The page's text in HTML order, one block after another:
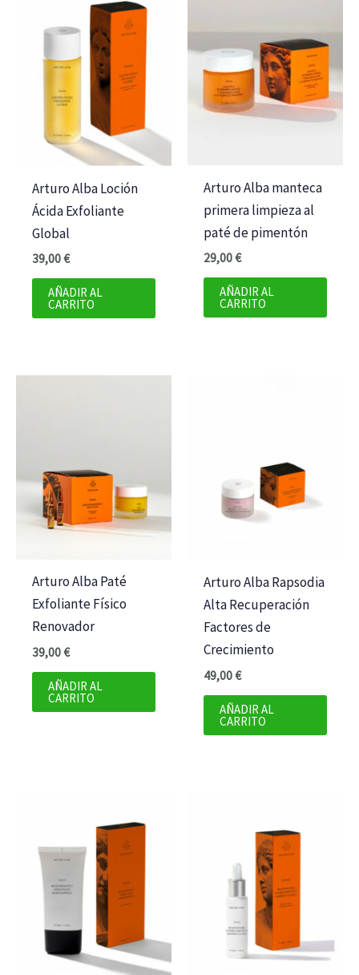
Arturo Alba Loción
Ácida Exfoliante
Global
39,00€
AÑADIR AL
CARRITO
Arturo Alba manteca
primera limpieza al
paté de pimentón
29,00€
AÑADIR AL
CARRITO
Arturo Alba Paté
Exfoliante Físico
Renovador
39,00€
AÑADIR AL
CARRITO
Arturo Alba Rapsodia
Alta Recuperación
Factores de
Crecimiento
49,00€
AÑADIR AL
CARRITO